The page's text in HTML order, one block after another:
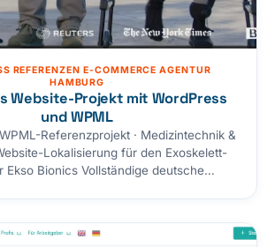
Website-Projekt mit WordPress
und WPML
REFERENZEN E-COMMERCE AGENTUR
HAMBURG
Referenzprojekt · Medizintechnik &
Lokalisierung für den Exoskelett-
Ekso Bionics Vollständige deutsche
körperlichen Einschränkungen mehr
geben. Storetown-Media